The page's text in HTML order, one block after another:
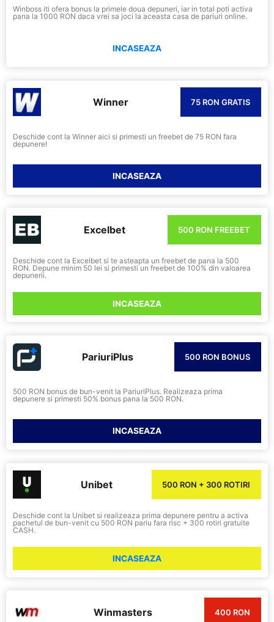
Winboss iti ofera bonus la primele doua depuneri, iar in total poti activa
pana la 1000 RON daca vrei sa joci la aceasta casa de pariuri online.
INCASEAZA
Winner 75 RON GRATIS
Deschide cont la Winner aici si primesti un freebet de 75 RON fara
depunere!
INCASEAZA
Excelbet 500 RON FREEBET
Deschide cont la Excelbet si te asteapta un freebet de pana la 500
RON. Depune minim 50 lei si primesti un freebet de 100% din valoarea
depunerii.
INCASEAZA
PariuriPlus 500 RON BONUS
500 RON bonus de bun-venit la PariuriPlus. Realizeaza prima
depunere si primesti 50% bonus pana la 500 RON.
INCASEAZA
Unibet 500 RON + 300 ROTIRI
Deschide cont la Unibet si realizeaza prima depunere pentru a activa
pachetul de bun-venit cu 500 RON pariu fara risc + 300 rotiri gratuite
CASH.
INCASEAZA
Winmasters 400 RON